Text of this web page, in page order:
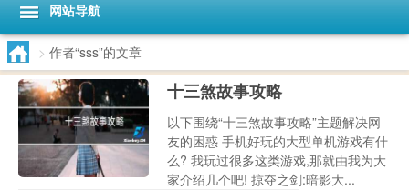
网站导航
> 作者“sss”的文章
十三煞故事攻略
以下围绕“十三煞故事攻略”主题解决网
友的困惑 手机好玩的大型单机游戏有什
么? 我玩过很多这类游戏,那就由我为大
家介绍几个吧! 掠夺之剑:暗影大...